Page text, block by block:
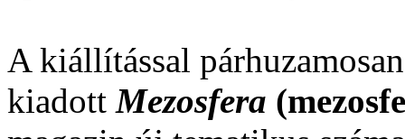
A kiállítással
kiadottMezosfera